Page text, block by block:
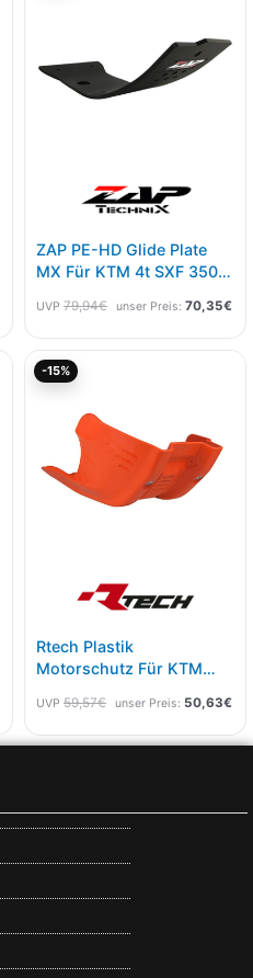
ZAP PE-HD Glide Plate
MX Für KTM 4t SXF 350
UVP 79,94€ unser Preis: 70,35€
Aktueller
-15%
Rtech Plastik
Motorschutz Für KTM
Orange
UVP 59,57€ unser Preis: 50,63€